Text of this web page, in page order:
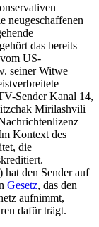
neugeschaffenen
das bereits
US-
seiner Witwe
Sender Kanal 14,
Mirilashvili
Kontext des
die
den Sender auf
Gesetz, das den
auf­nimmt,
dafür trägt.